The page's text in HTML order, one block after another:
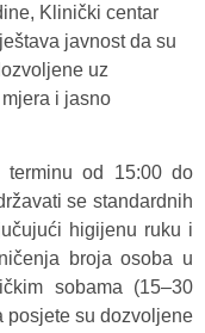
Klinički centar
javnost da su
uz
i jasno
terminu od 15:00 do
se standardnih
higijenu ruku i
broja osoba u
sobama (15–30
posjete su dozvoljene